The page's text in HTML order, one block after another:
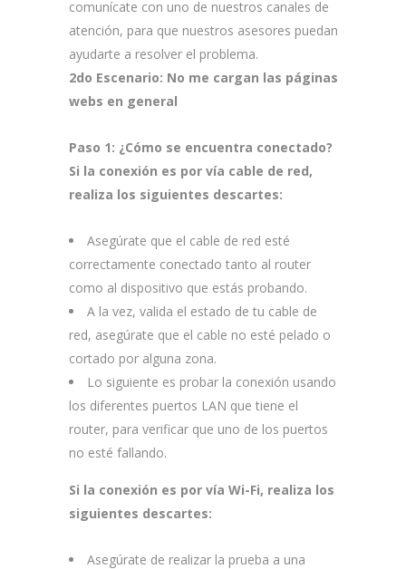
comunícate con uno de nuestros canales de
atención, para que nuestros asesores puedan
ayudarte a resolver el problema.
2do Escenario: No me cargan las páginas
webs en general
Paso 1: ¿Cómo se encuentra conectado?
Si la conexión es por vía cable de red,
realiza los siguientes descartes:
Asegúrate que el cable de red esté
correctamente conectado tanto al router
como al dispositivo que estás probando.
A la vez, valida el estado de tu cable de
red, asegúrate que el cable no esté pelado o
cortado por alguna zona.
Lo siguiente es probar la conexión usando
los diferentes puertos LAN que tiene el
router, para verificar que uno de los puertos
no esté fallando.
Si la conexión es por vía Wi-Fi, realiza los
siguientes descartes:
Asegúrate de realizar la prueba a una